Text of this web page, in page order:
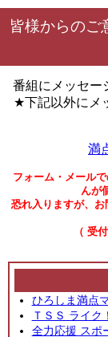
皆様からのご
番組にメッセー
★下記以外にメ
満
フォーム・メール
んが
恐れ入りますが、
（ 受
ひろしま満点
ＴＳＳ ライク！
全力応援 スポ